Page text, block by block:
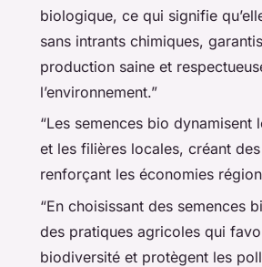
biologique, ce qui signifie
sans intrants chimiques,
production saine et
l’environnement.”
“Les semences bio dynamisent
et les filières locales, créant
renforçant les économies
“En choisissant des semences
des pratiques agricoles qui
biodiversité et protègent les